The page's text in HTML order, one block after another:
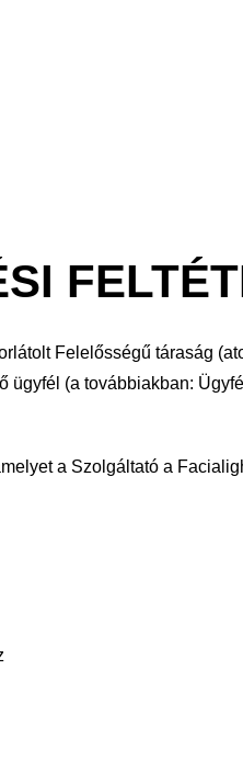
Felelősségű táraság
ügyfél (a továbbiakban:
a Szolgáltató a